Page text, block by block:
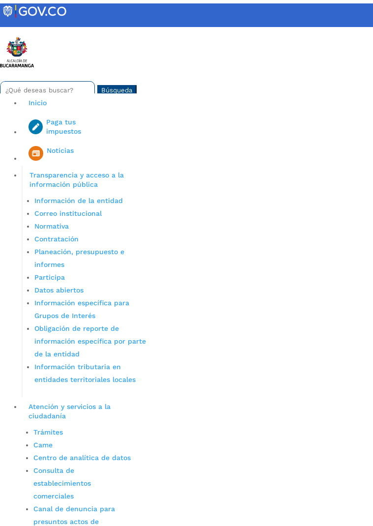
Skip
to
Buscar:
Search
for...
Iniciar sesión en gov co
Inicio
Paga tus
impuestos
Noticias
Transparencia y acceso a la
información pública
Información de la entidad
Correo institucional
Normativa
Contratación
Planeación, presupuesto e
informes
Participa
Datos abiertos
Información específica para
Grupos de Interés
Obligación de reporte de
información específica por parte
de la entidad
Información tributaria en
entidades territoriales locales
Atención y servicios a la
ciudadanía
Trámites
Came
Centro de analítica de datos
Consulta de
establecimientos
comerciales
Canal de denuncia para
presuntos actos de